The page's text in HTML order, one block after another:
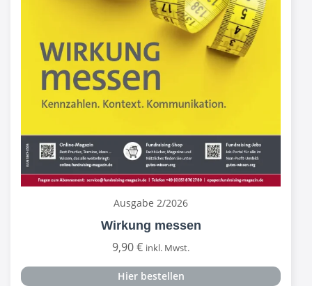
Ausgabe 2/2026
Wirkung messen
9,90€ inkl. Mwst.
Hier bestellen